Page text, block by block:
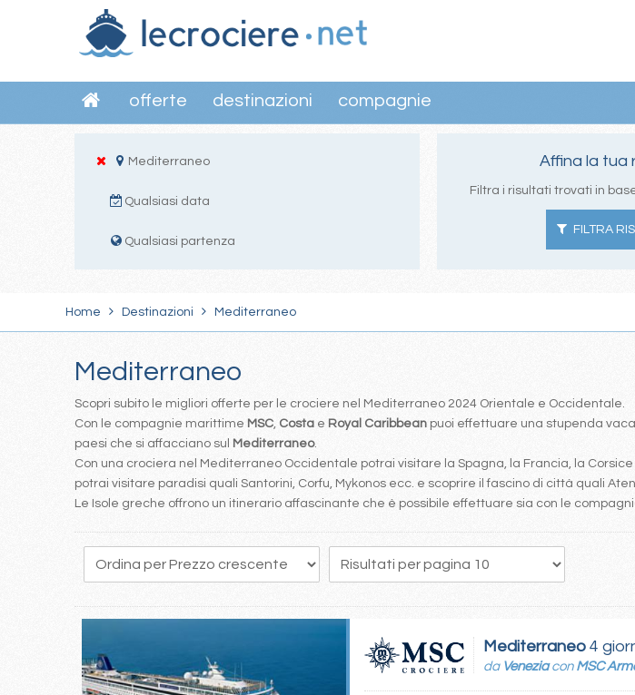
offerte destinazioni compagnie
Mediterraneo
Qualsiasi data
Qualsiasi partenza
Affina la tua
Filtra i risultati trovati in
FILTRA
Home Destinazioni Mediterraneo
Mediterraneo
Scopri subito le migliori offerte per le crociere nel Mediterraneo 2024 Orientale e Occidentale.
Con le compagnie marittime MSC, Costa e Royal Caribbean puoi effettuare una stupenda
paesi che si affacciano sul
Mediterraneo.
Con una crociera nel Mediterraneo Occidentale potrai visitare la Spagna, la Francia, la
potrai visitare paradisi quali Santorini, Corfu, Mykonos ecc. e scoprire il fascino di città quali
Le Isole greche offrono un itinerario affascinante che è possibile effettuare sia con le
Mediterraneo 4
da Veneziacon MSC